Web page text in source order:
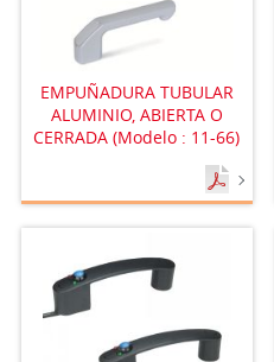
EMPUÑADURA TUBULAR
ALUMINIO, ABIERTA O
CERRADA (Modelo : 11-66)